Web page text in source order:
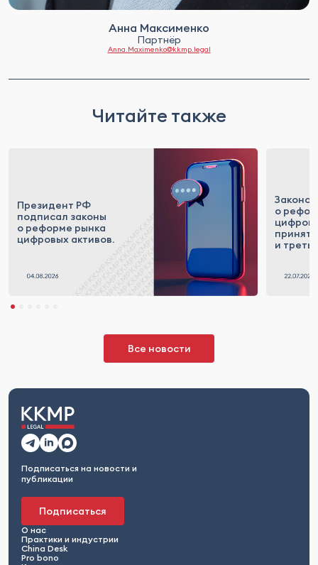
Анна Максименко
Партнёр
Anna.Maximenko@kkmp.legal
Читайте также
Президент РФ
подписал законы
о реформе рынка
цифровых активов.
о
и
Все новости
Подписаться на новости и
публикации
Подписаться
О нас
Практики и индустрии
China Desk
Pro bono